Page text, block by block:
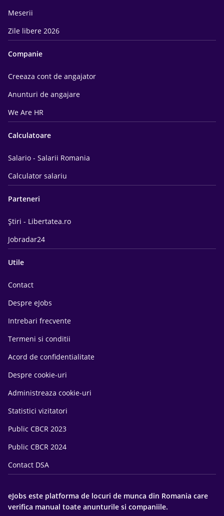
Meserii
Zile libere 2026
Companie
Creeaza cont de angajator
Anunturi de angajare
We Are HR
Calculatoare
Salario - Salarii Romania
Calculator salariu
Parteneri
Știri - Libertatea.ro
Jobradar24
Utile
Contact
Despre eJobs
Intrebari frecvente
Termeni si conditii
Acord de confidentialitate
Despre cookie-uri
Administreaza cookie-uri
Statistici vizitatori
Public CBCR 2023
Public CBCR 2024
Contact DSA
eJobs este platforma de locuri de munca din Romania care
verifica manual toate anunturile si companiile.